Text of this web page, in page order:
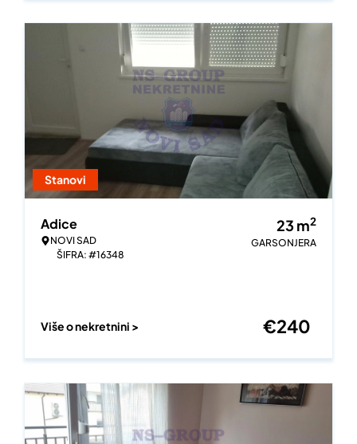
Stanovi
Adice
NOVI SAD
ŠIFRA: #16348
23 m2
GARSONJERA
Više o nekretnini > €240